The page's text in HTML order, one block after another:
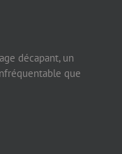
décapant, un
que